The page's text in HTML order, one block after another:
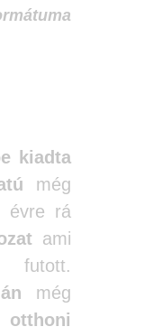
kiadta
még
évre rá
ami
futott.
még